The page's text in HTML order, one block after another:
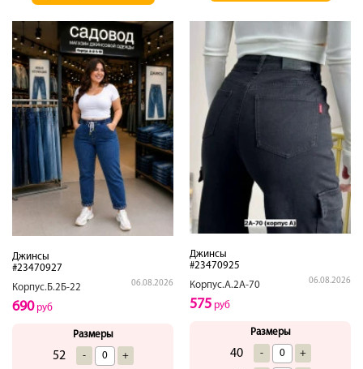
Джинсы
#23470927
Корпус.Б.2Б-22
06.08.2026
690руб
Размеры
52 - +
Джинсы
#23470925
Корпус.А.2А-70
06.08.2026
575 руб
Размеры
40 - +